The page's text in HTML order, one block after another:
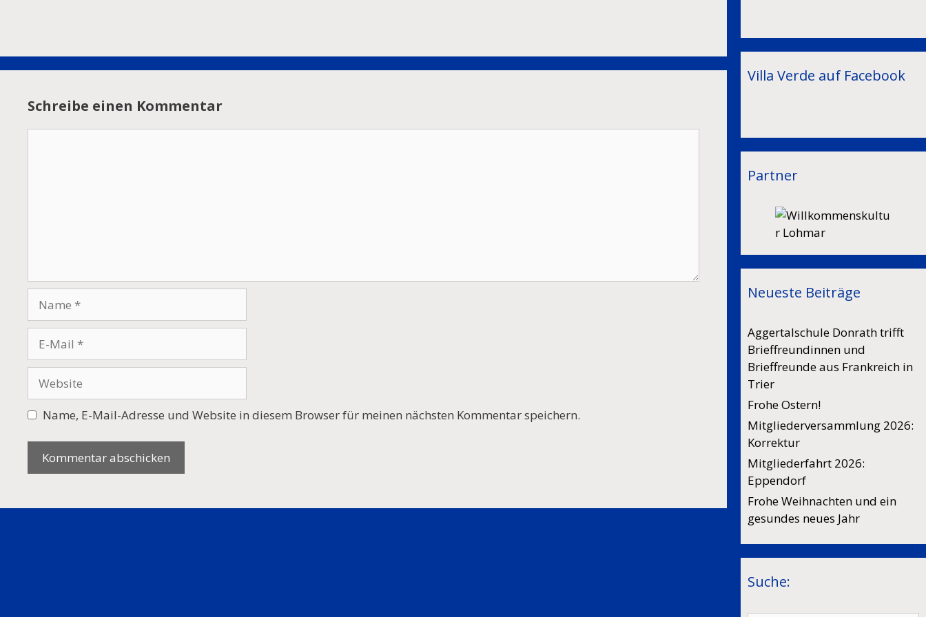
Schreibe einen Kommentar
Mail
Name, E-Mail-Adresse und Website in diesem Browser für meinen nächsten Kommentar speichern.
Villa Verde auf Facebook
Partner
Neueste Beiträge
Aggertalschule Donrath trifft
Brieffreundinnen und
Brieffreunde aus Frankreich in
Trier
Frohe Ostern!
Mitgliederversammlung 2026:
Korrektur
Mitgliederfahrt 2026:
Eppendorf
Frohe Weihnachten und ein
gesundes neues Jahr
Suche: